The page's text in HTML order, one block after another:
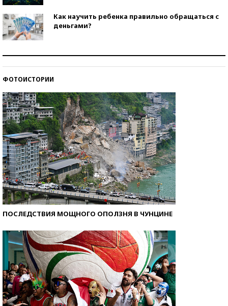
Как научить ребенка правильно обращаться с
деньгами?
ФОТОИСТОРИИ
ПОСЛЕДСТВИЯ МОЩНОГО ОПОЛЗНЯ В ЧУНЦИНЕ